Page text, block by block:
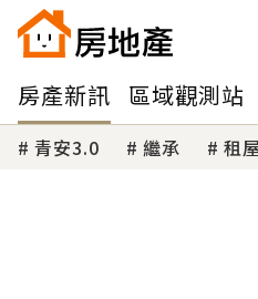
房產新訊 區域觀測站
青安3.0 繼承 租